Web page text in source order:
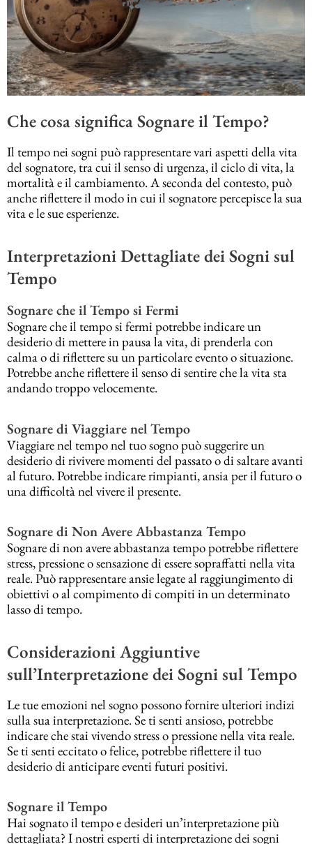
Che cosa significa Sognare il Tempo?
Il tempo nei sogni può rappresentare vari aspetti della vita
del sognatore, tra cui il senso di urgenza, il ciclo di vita, la
mortalità e il cambiamento. A seconda del contesto, può
anche riflettere il modo in cui il sognatore percepisce la sua
vita e le sue esperienze.
Interpretazioni Dettagliate dei Sogni sul
Tempo
Sognare che il Tempo si Fermi
Sognare che il tempo si fermi potrebbe indicare un
desiderio di mettere in pausa la vita, di prenderla con
calma o di riflettere su un particolare evento o situazione.
Potrebbe anche riflettere il senso di sentire che la vita sta
andando troppo velocemente.
Sognare di Viaggiare nel Tempo
Viaggiare nel tempo nel tuo sogno può suggerire un
desiderio di rivivere momenti del passato o di saltare avanti
al futuro. Potrebbe indicare rimpianti, ansia per il futuro o
una difficoltà nel vivere il presente.
Sognare di Non Avere Abbastanza Tempo
Sognare di non avere abbastanza tempo potrebbe riflettere
stress, pressione o sensazione di essere sopraffatti nella vita
reale. Può rappresentare ansie legate al raggiungimento di
obiettivi o al compimento di compiti in un determinato
lasso di tempo.
Considerazioni Aggiuntive
sull’Interpretazione dei Sogni sul Tempo
Le tue emozioni nel sogno possono fornire ulteriori indizi
sulla sua interpretazione. Se ti senti ansioso, potrebbe
indicare che stai vivendo stress o pressione nella vita reale.
Se ti senti eccitato o felice, potrebbe riflettere il tuo
desiderio di anticipare eventi futuri positivi.
Sognare il Tempo
Hai sognato il tempo e desideri un’interpretazione più
dettagliata? I nostri esperti di interpretazione dei sogni